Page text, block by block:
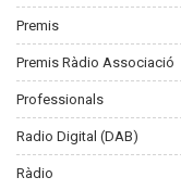
Premis
Premis Ràdio Associació
Professionals
Radio Digital (DAB)
Ràdio